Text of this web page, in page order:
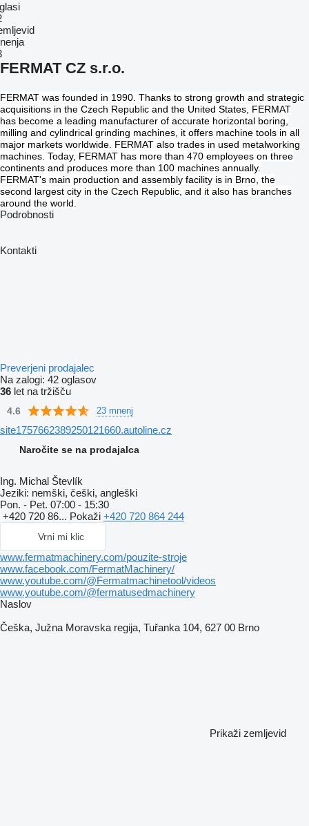
FERMAT CZ s.r.o.
FERMAT was founded in 1990. Thanks to strong growth and strategic
acquisitions in the Czech Republic and the United States, FERMAT
has become a leading manufacturer of accurate horizontal boring,
milling and cylindrical grinding machines, it offers machine tools in all
major markets worldwide. FERMAT also trades in used metalworking
machines. Today, FERMAT has more than 470 employees on three
continents and produces more than 100 machines annually.
FERMAT's main production and assembly facility is in Brno, the
second largest city in the Czech Republic, and it also has branches
around the world.
Podrobnosti
Kontakti
Preverjeni prodajalec
Na zalogi: 42 oglasov
36 let na tržišču
4.6 23 mnenj
site1757662389250121660.autoline.cz
Naročite se na prodajalca
Ing. Michal Števlík
Jeziki: nemški, češki, angleški
Pon. - Pet. 07:00 - 15:30
+420 720 86... Pokaži +420 720 864 244
Vrni mi klic
www.fermatmachinery.com/pouzite-stroje
www.facebook.com/FermatMachinery/
www.youtube.com/@Fermatmachinetool/videos
www.youtube.com/@fermatusedmachinery
Naslov
Češka, Južna Moravska regija, Tuřanka 104, 627 00 Brno
Prikaži zemljevid